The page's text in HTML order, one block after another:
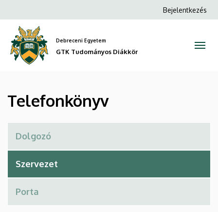
GTK
Tudományos
Diákkör
a
tartalomra
Anonim
Bejelentkezés
Debreceni Egyetem
GTK Tudományos Diákkör
Telefonkönyv